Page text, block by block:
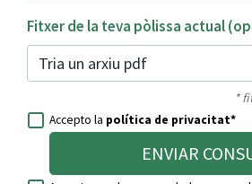
Fitxer de la teva pòlissa actual
Tria un arxiu pdf
*
Accepto la política de privacitat*
ENVIAR